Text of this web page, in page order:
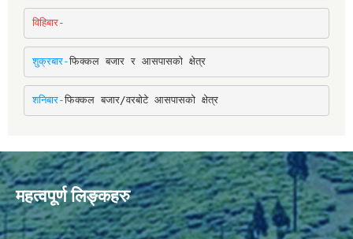
विहिबार-
शुक्रबार-फिक्कल बजार र आसपासको क्षेत्र
शनिबार-फिक्कल बजार/वरबोटे आसपासको क्षेत्र
महत्वपूर्ण लिङ्कहरु